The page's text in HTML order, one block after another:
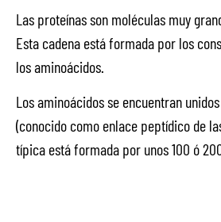
Las proteínas son moléculas muy
Esta cadena está formada por los
los aminoácidos.
Los aminoácidos se encuentran
(conocido como enlace peptídico de
típica está formada por unos 100 ó